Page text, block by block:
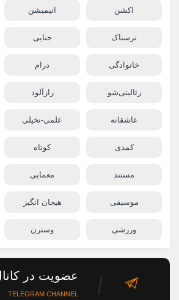
اکشن انیمیشن
ترسناک جنایی
خانوادگی درام
رئالیتی‌شو رازآلود
عاشقانه علمی-تخیلی
کمدی کوتاه
مستند معمایی
موسیقی هیجان انگیز
ورزشی وسترن
عضویت در
TELEGRAM CHANNEL